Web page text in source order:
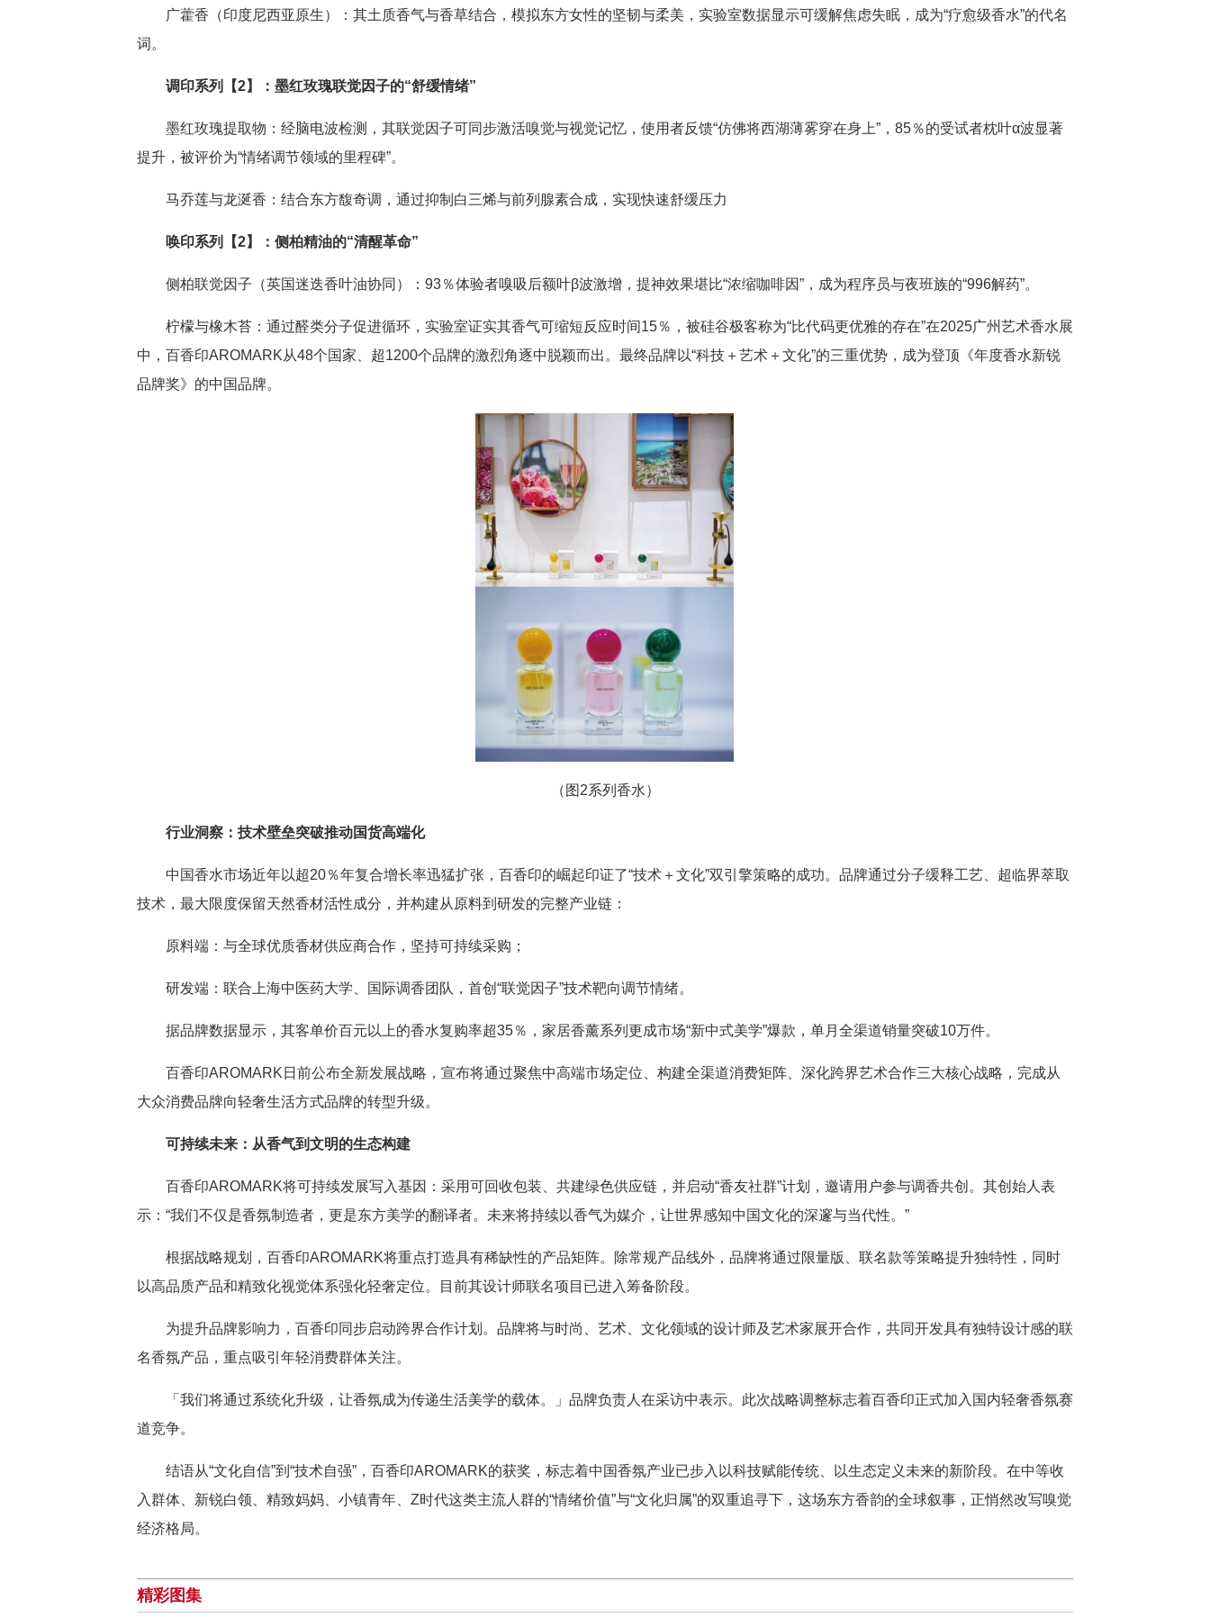
广藿香（印度尼西亚原生）：其土质香气与香草结合，模拟东方女性的坚韧与柔美，实验室数据显示可缓解焦虑失眠，成为“疗愈级香水”的代名
词。
调印系列【2】：墨红玫瑰联觉因子的“舒缓情绪”
墨红玫瑰提取物：经脑电波检测，其联觉因子可同步激活嗅觉与视觉记忆，使用者反馈“仿佛将西湖薄雾穿在身上”，85％的受试者枕叶α波显著
提升，被评价为“情绪调节领域的里程碑”。
马乔莲与龙涎香：结合东方馥奇调，通过抑制白三烯与前列腺素合成，实现快速舒缓压力
唤印系列【2】：侧柏精油的“清醒革命”
侧柏联觉因子（英国迷迭香叶油协同）：93％体验者嗅吸后额叶β波激增，提神效果堪比“浓缩咖啡因”，成为程序员与夜班族的“996解药”。
柠檬与橡木苔：通过醛类分子促进循环，实验室证实其香气可缩短反应时间15％，被硅谷极客称为“比代码更优雅的存在”在2025广州艺术香水展
中，百香印AROMARK从48个国家、超1200个品牌的激烈角逐中脱颖而出。最终品牌以“科技＋艺术＋文化”的三重优势，成为登顶《年度香水新锐
品牌奖》的中国品牌。
（图2系列香水）
行业洞察：技术壁垒突破推动国货高端化
中国香水市场近年以超20％年复合增长率迅猛扩张，百香印的崛起印证了“技术＋文化”双引擎策略的成功。品牌通过分子缓释工艺、超临界萃取
技术，最大限度保留天然香材活性成分，并构建从原料到研发的完整产业链：
原料端：与全球优质香材供应商合作，坚持可持续采购；
研发端：联合上海中医药大学、国际调香团队，首创“联觉因子”技术靶向调节情绪。
据品牌数据显示，其客单价百元以上的香水复购率超35％，家居香薰系列更成市场“新中式美学”爆款，单月全渠道销量突破10万件。
百香印AROMARK日前公布全新发展战略，宣布将通过聚焦中高端市场定位、构建全渠道消费矩阵、深化跨界艺术合作三大核心战略，完成从
大众消费品牌向轻奢生活方式品牌的转型升级。
可持续未来：从香气到文明的生态构建
百香印AROMARK将可持续发展写入基因：采用可回收包装、共建绿色供应链，并启动“香友社群”计划，邀请用户参与调香共创。其创始人表
示：“我们不仅是香氛制造者，更是东方美学的翻译者。未来将持续以香气为媒介，让世界感知中国文化的深邃与当代性。”
根据战略规划，百香印AROMARK将重点打造具有稀缺性的产品矩阵。除常规产品线外，品牌将通过限量版、联名款等策略提升独特性，同时
以高品质产品和精致化视觉体系强化轻奢定位。目前其设计师联名项目已进入筹备阶段。
为提升品牌影响力，百香印同步启动跨界合作计划。品牌将与时尚、艺术、文化领域的设计师及艺术家展开合作，共同开发具有独特设计感的联
名香氛产品，重点吸引年轻消费群体关注。
「我们将通过系统化升级，让香氛成为传递生活美学的载体。」品牌负责人在采访中表示。此次战略调整标志着百香印正式加入国内轻奢香氛赛
道竞争。
结语从“文化自信”到“技术自强”，百香印AROMARK的获奖，标志着中国香氛产业已步入以科技赋能传统、以生态定义未来的新阶段。在中等收
入群体、新锐白领、精致妈妈、小镇青年、Z时代这类主流人群的“情绪价值”与“文化归属”的双重追寻下，这场东方香韵的全球叙事，正悄然改写嗅觉
经济格局。